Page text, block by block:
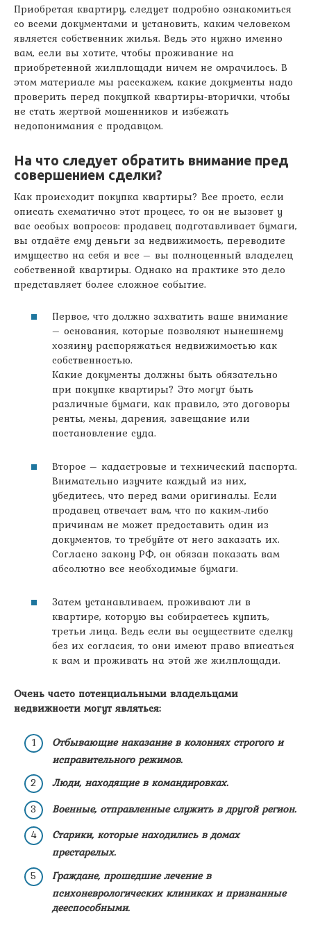
Приобретая квартиру, следует подробно ознакомиться
со всеми документами и установить, каким человеком
является собственник жилья. Ведь это нужно именно
вам, если вы хотите, чтобы проживание на
приобретенной жилплощади ничем не омрачилось. В
этом материале мы расскажем, какие документы надо
проверить перед покупкой квартиры-вторички, чтобы
не стать жертвой мошенников и избежать
недопонимания с продавцом.
На что следует обратить внимание пред
совершением сделки?
Как происходит покупка квартиры? Все просто, если
описать схематично этот процесс, то он не вызовет у
вас особых вопросов: продавец подготавливает бумаги,
вы отдаёте ему деньги за недвижимость, переводите
имущество на себя и все – вы полноценный владелец
собственной квартиры. Однако на практике это дело
представляет более сложное событие.
Первое, что должно захватить ваше внимание
– основания, которые позволяют нынешнему
хозяину распоряжаться недвижимостью как
собственностью.
Какие документы должны быть обязательно
при покупке квартиры? Это могут быть
различные бумаги, как правило, это договоры
ренты, мены, дарения, завещание или
постановление суда.
Второе – кадастровые и технический паспорта.
Внимательно изучите каждый из них,
убедитесь, что перед вами оригиналы. Если
продавец отвечает вам, что по каким-либо
причинам не может предоставить один из
документов, то требуйте от него заказать их.
Согласно закону РФ, он обязан показать вам
абсолютно все необходимые бумаги.
Затем устанавливаем, проживают ли в
квартире, которую вы собираетесь купить,
третьи лица. Ведь если вы осуществите сделку
без их согласия, то они имеют право вписаться
к вам и проживать на этой же жилплощади.
Очень часто потенциальными владельцами
недвижности могут являться:
Отбывающие наказание в колониях строгого и
исправительного режимов.
Люди, находящие в командировках.
Военные, отправленные служить в другой регион.
Старики, которые находились в домах
престарелых.
Граждане, прошедшие лечение в
психоневрологических клиниках и признанные
дееспособными.